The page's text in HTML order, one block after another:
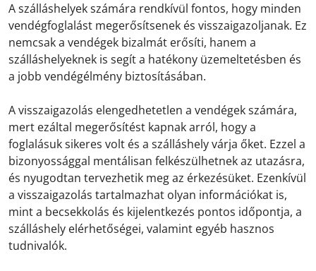
A szálláshelyek számára rendkívül fontos, hogy minden
vendégfoglalást megerősítsenek és visszaigazoljanak. Ez
nemcsak a vendégek bizalmát erősíti, hanem a
szálláshelyeknek is segít a hatékony üzemeltetésben és
a jobb vendégélmény biztosításában.
A visszaigazolás elengedhetetlen a vendégek számára,
mert ezáltal megerősítést kapnak arról, hogy a
foglalásuk sikeres volt és a szálláshely várja őket. Ezzel a
bizonyossággal mentálisan felkészülhetnek az utazásra,
és nyugodtan tervezhetik meg az érkezésüket. Ezenkívül
a visszaigazolás tartalmazhat olyan információkat is,
mint a becsekkolás és kijelentkezés pontos időpontja, a
szálláshely elérhetőségei, valamint egyéb hasznos
tudnivalók.